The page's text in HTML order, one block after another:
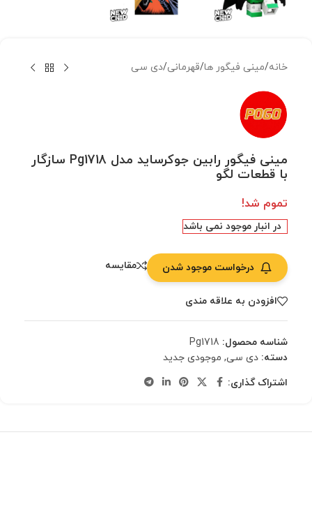
خانه/مینی فیگور ها/قهرمانی/دی سی
مینی فیگور رابین جوکرساید مدل Pg1718 سازگار
با قطعات لگو
تموم شد!
در انبار موجود نمی باشد
درخواست موجود شدن مقایسه
افزودن به علاقه مندی
شناسه محصول: Pg1718
دسته: دی سی, موجودی جدید
اشتراک گذاری: